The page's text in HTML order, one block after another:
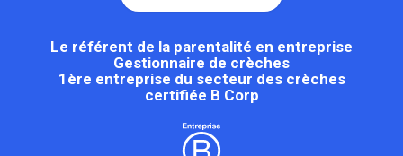
Le référent de la parentalité en entreprise
Gestionnaire de crèches
1ère entreprise du secteur des crèches
certifiée B Corp